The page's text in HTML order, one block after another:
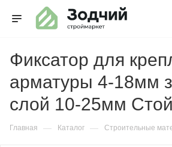
Фиксатор для
арматуры 4-18мм
слой 10-25мм
Главная — Каталог — Строительные